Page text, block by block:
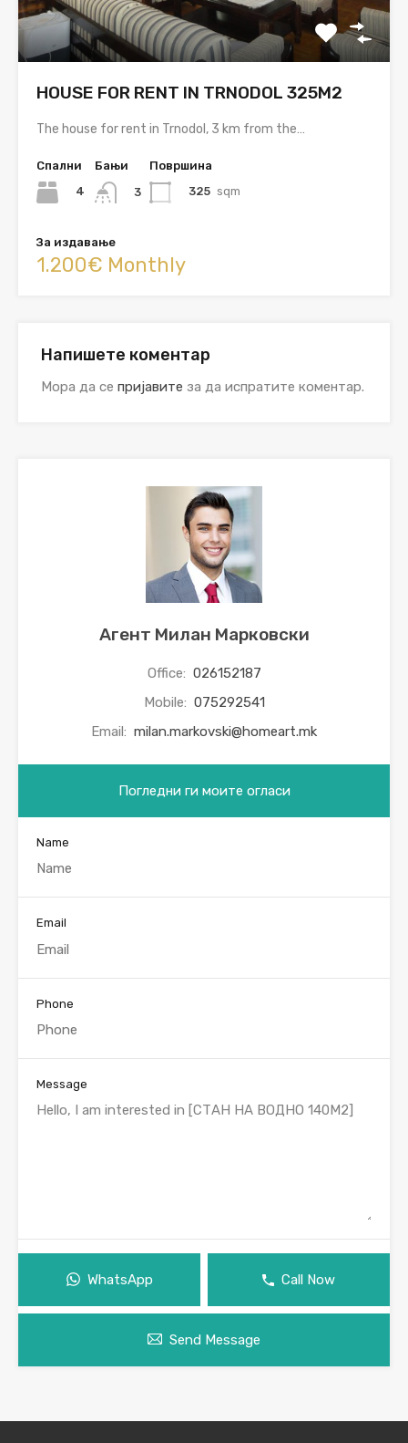
HOUSE FOR RENT IN TRNODOL 325M2
The house for rent in Trnodol, 3 km from the…
Спални
4
Бањи
3
Површина
325 sqm
За издавање
1.200€ Monthly
Напишете коментар
Мора да се пријавите за да испратите коментар.
Агент Милан Марковски
Office: 026152187
Mobile: 075292541
Email: milan.markovski@homeart.mk
Погледни ги моите огласи
Name
Email
Phone
Message
WhatsApp Call Now
Send Message